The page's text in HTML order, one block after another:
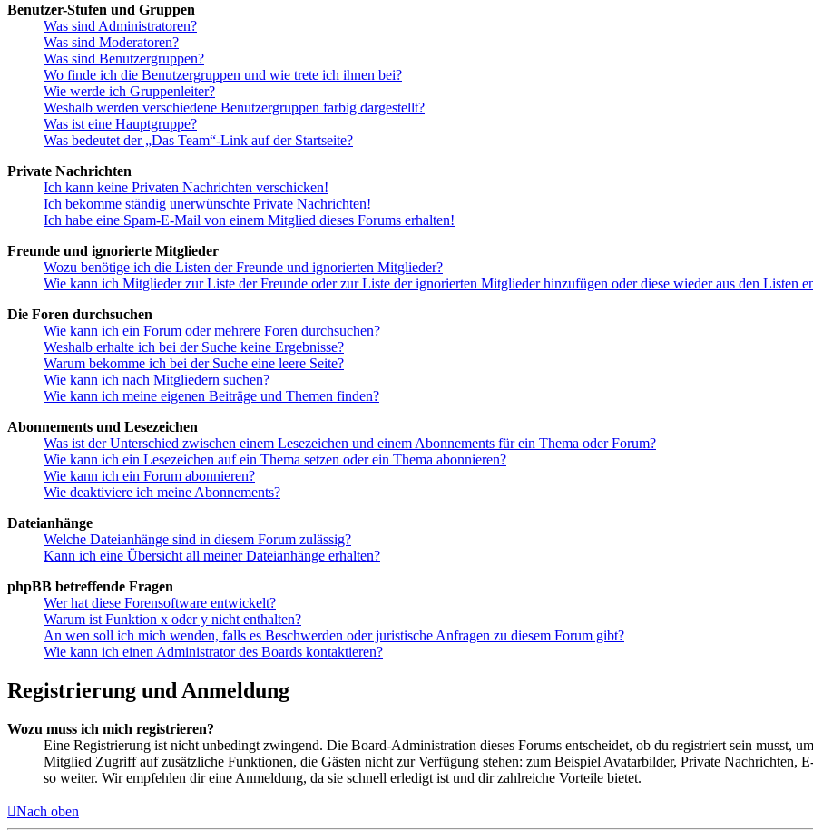
Benutzer-Stufen und Gruppen
Was sind Administratoren?
Was sind Moderatoren?
Was sind Benutzergruppen?
Wo finde ich die Benutzergruppen und wie trete ich ihnen bei?
Wie werde ich Gruppenleiter?
Weshalb werden verschiedene Benutzergruppen farbig dargestellt?
Was ist eine Hauptgruppe?
Was bedeutet der „Das Team“-Link auf der Startseite?
Private Nachrichten
Ich kann keine Privaten Nachrichten verschicken!
Ich bekomme ständig unerwünschte Private Nachrichten!
Ich habe eine Spam-E-Mail von einem Mitglied dieses Forums erhalten!
Freunde und ignorierte Mitglieder
Wozu benötige ich die Listen der Freunde und ignorierten Mitglieder?
Wie kann ich Mitglieder zur Liste der Freunde oder zur Liste der ignorierten Mitglieder hinzufügen oder diese wieder aus den Listen
Die Foren durchsuchen
Wie kann ich ein Forum oder mehrere Foren durchsuchen?
Weshalb erhalte ich bei der Suche keine Ergebnisse?
Warum bekomme ich bei der Suche eine leere Seite?
Wie kann ich nach Mitgliedern suchen?
Wie kann ich meine eigenen Beiträge und Themen finden?
Abonnements und Lesezeichen
Was ist der Unterschied zwischen einem Lesezeichen und einem Abonnements für ein Thema oder Forum?
Wie kann ich ein Lesezeichen auf ein Thema setzen oder ein Thema abonnieren?
Wie kann ich ein Forum abonnieren?
Wie deaktiviere ich meine Abonnements?
Dateianhänge
Welche Dateianhänge sind in diesem Forum zulässig?
Kann ich eine Übersicht all meiner Dateianhänge erhalten?
phpBB betreffende Fragen
Wer hat diese Forensoftware entwickelt?
Warum ist Funktion x oder y nicht enthalten?
An wen soll ich mich wenden, falls es Beschwerden oder juristische Anfragen zu diesem Forum gibt?
Wie kann ich einen Administrator des Boards kontaktieren?
Registrierung und Anmeldung
Wozu muss ich mich registrieren?
Eine Registrierung ist nicht unbedingt zwingend. Die Board-Administration dieses Forums entscheidet, ob du registriert sein musst,
Mitglied Zugriff auf zusätzliche Funktionen, die Gästen nicht zur Verfügung stehen: zum Beispiel Avatarbilder, Private Nachrichten,
so weiter. Wir empfehlen dir eine Anmeldung, da sie schnell erledigt ist und dir zahlreiche Vorteile bietet.
Nach oben